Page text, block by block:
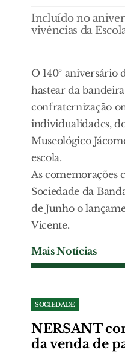
Incluído no
vivências da
O 140º aniversário
hastear da
confraternização
individualidades,
Museológico
escola.
As comemorações
Sociedade da
de Junho o
Vicente.
Mais Notícias
SOCIEDADE
NERSANT
da venda de